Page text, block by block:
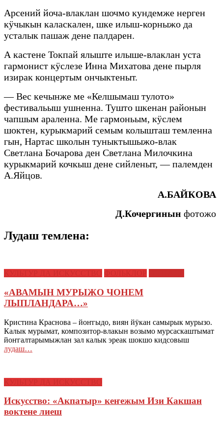
Арсений йоча-влаклан шочмо кундемже нерген
кӱчыкын каласкален, шке илыш-корныжо да
усталык пашаж дене палдарен.
А кастене Токпай ялыште илыше-влаклан уста
гармонист кӱслезе Инна Михатова дене пырля
изирак концертым ончыктеныт.
— Вес кечынже ме «Келшымаш тулото»
фестивальыш ушненна. Тушто шкенан районын
чапшым араленна. Ме гармоньым, кӱслем
шоктен, курыкмарий семым колышташ темленна
гын, Нартас школын туныктышыжо-влак
Светлана Бочарова ден Светлана Милочкина
курыкмарий кочкыш дене сийленыт, — палемден
А.Яйцов.
А.БАЙКОВА
Д.Кочергинын фотожо
Лудаш темлена:
«АВАМЫН МУРЫЖО ЧОНЕМ
ЛЫПЛАНДАРА…»
Кристина Краснова – йоҥгыдо, виян йӱкан самырык мурызо.
Калык мурымат, композитор-влакын возымо мурсаскаштымат
йоҥгалтарымыжлан зал калык эреак шокшо кидсовыш
лудаш…
Искусство: «Акпатыр» кеҥежым Изи Какшан
воктене лиеш